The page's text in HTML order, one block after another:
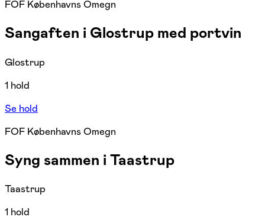
FOF Københavns Omegn
Sangaften i Glostrup med portvin
Glostrup
1 hold
Se hold
FOF Københavns Omegn
Syng sammen i Taastrup
Taastrup
1 hold